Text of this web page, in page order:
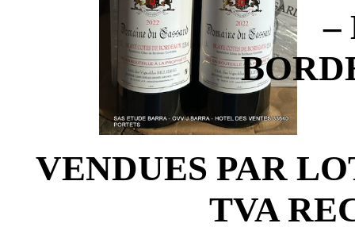
–
VENDUES PAR
TVA